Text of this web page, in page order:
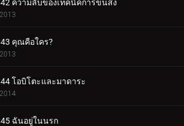
ความลับของเทคนิคการขนส่ง
คุณคือใคร?
โอบิโตะและมาดาระ
ฉันอยู่ในนรก